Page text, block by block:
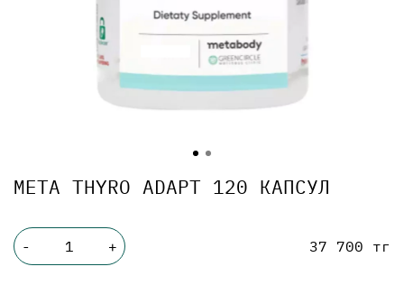
META THYRO ADAPT 120 КАПСУЛ
- + 37 700 тг